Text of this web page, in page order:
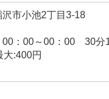
市小池2丁目3-18
00：00～00：00 30分
大:400円